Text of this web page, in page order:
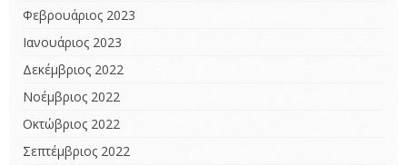
Φεβρουάριος 2023
Ιανουάριος 2023
Δεκέμβριος 2022
Νοέμβριος 2022
Οκτώβριος 2022
Σεπτέμβριος 2022